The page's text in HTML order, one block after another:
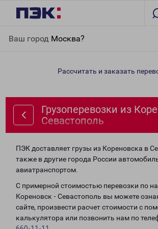
Ваш город Москва?
Севастополь
Рассчитать и заказать
Грузоперевозки из
Севастополь
ПЭК доставляет грузы из Кореновска в
также в другие города России
авиатранспортом.
С примерной стоимостью перевозки по
Кореновск - Севастополь вы можете
сайте, произвести расчет стоимости с
калькулятора или позвонить нам по